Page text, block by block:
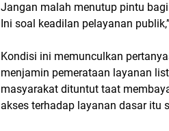
Jangan malah menutup pintu
Ini soal keadilan pelayanan
Kondisi ini memunculkan
menjamin pemerataan layanan
masyarakat dituntut taat
akses terhadap layanan dasar itu